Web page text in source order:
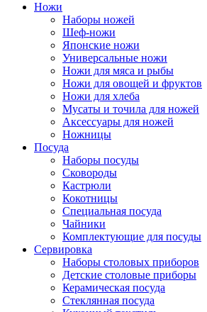
Ножи
Наборы ножей
Шеф-ножи
Японские ножи
Универсальные ножи
Ножи для мяса и рыбы
Ножи для овощей и фруктов
Ножи для хлеба
Мусаты и точила для ножей
Аксессуары для ножей
Ножницы
Посуда
Наборы посуды
Сковороды
Кастрюли
Кокотницы
Специальная посуда
Чайники
Комплектующие для посуды
Сервировка
Наборы столовых приборов
Детские столовые приборы
Керамическая посуда
Стеклянная посуда